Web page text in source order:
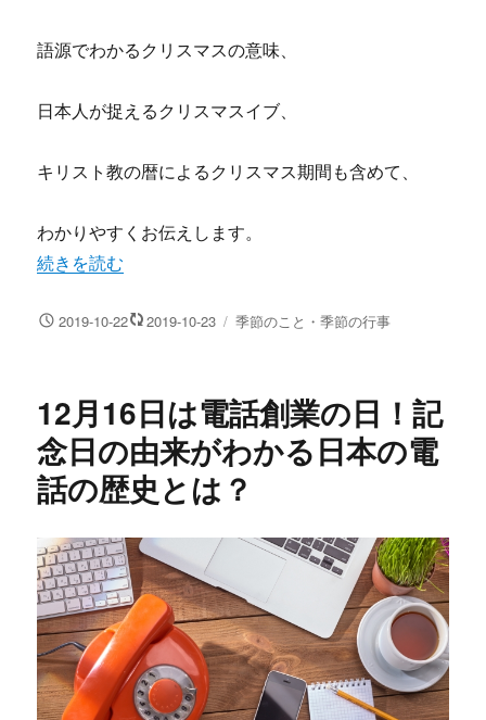
語源でわかるクリスマスの意味、
日本人が捉えるクリスマスイブ、
キリスト教の暦によるクリスマス期間も含めて、
わかりやすくお伝えします。
“クリスマスイブとクリスマスの違いは？意味と期間をわ
続きを読む
投 2019-10-22 2019-10-23
カ
ー
季節のこと・季節の行事
12月16日は電話創業の日！記
念日の由来がわかる日本の電
話の歴史とは？